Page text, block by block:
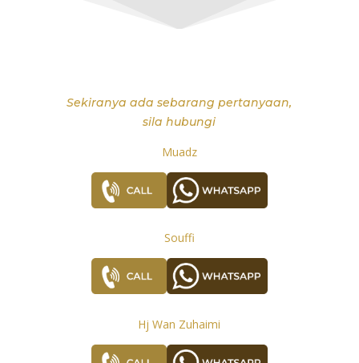
Sekiranya ada sebarang pertanyaan,
sila hubungi
Muadz
Souffi
Hj Wan Zuhaimi